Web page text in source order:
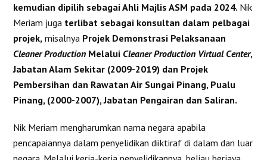
kemudian dipilih sebagai Ahli Majlis ASM pada 2024. Nik
Meriam juga terlibat sebagai konsultan dalam pelbagai
projek, misalnya Projek Demonstrasi Pelaksanaan
Cleaner Production Melalui Cleaner Production Virtual Center,
Jabatan Alam Sekitar (2009-2019) dan Projek
Pembersihan dan Rawatan Air Sungai Pinang, Pualu
Pinang, (2000-2007), Jabatan Pengairan dan Saliran.
Nik Meriam mengharumkan nama negara apabila
pencapaiannya dalam penyelidikan diiktiraf di dalam dan luar